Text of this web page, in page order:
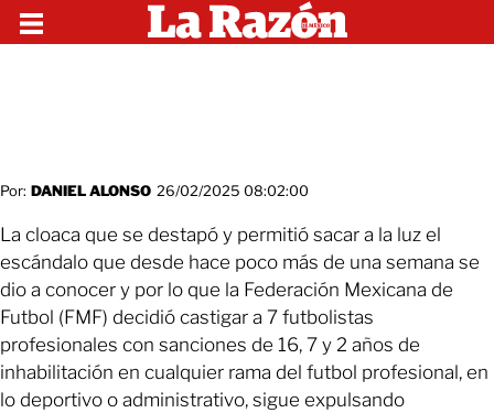
Por: DANIEL ALONSO 26/02/2025 08:02:00
La cloaca que se destapó y permitió sacar a la luz el
escándalo que desde hace poco más de una semana se
dio a conocer y por lo que la Federación Mexicana de
Futbol (FMF) decidió castigar a 7 futbolistas
profesionales con sanciones de 16, 7 y 2 años de
inhabilitación en cualquier rama del futbol profesional, en
lo deportivo o administrativo, sigue expulsando